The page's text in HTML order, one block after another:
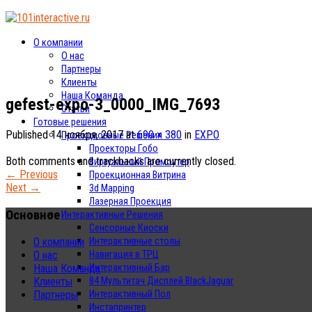
О компании
О нас
Партнеры
Клиенты
Наша Команда
Статьи
Готовые решения
Проекционные Решения
Проекторы Гобо
Виртуальный Промоутер
Проекционная Витрина
3d Mapping
Лазерная Проекция
Интерактивные Решения
Сенсорные Киоски
Интерактивные столы
Навигация в ТРЦ
Интерактивный Бар
84 Мультитач Дисплей BlackJaguar
Интерактивный Пол
Инстапринтер
gefest-expo-3_0000_IMG_7693
Published14 ноября, 2017 at690 × 380 in EXPO
Both comments and trackbacks are currently closed.
← Previous
Next →
Основное
О компании
О нас
Наша Команда
Клиенты
Партнеры